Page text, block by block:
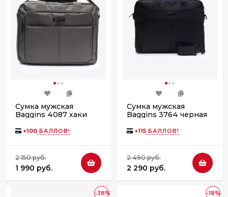
Сумка мужская
Baggins 4087 хаки
+100 БАЛЛОВ!
2 150 руб.
1 990 руб.
Сумка мужская
Baggins 3764 черная
+115 БАЛЛОВ!
2 490 руб.
2 290 руб.
-38% -18%